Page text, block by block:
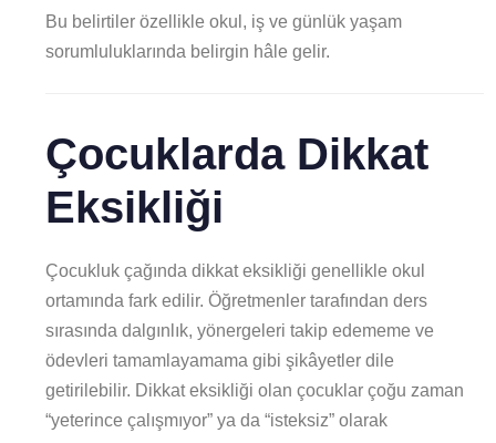
Bu belirtiler özellikle okul, iş ve günlük yaşam
sorumluluklarında belirgin hâle gelir.
Çocuklarda Dikkat
Eksikliği
Çocukluk çağında dikkat eksikliği genellikle okul
ortamında fark edilir. Öğretmenler tarafından ders
sırasında dalgınlık, yönergeleri takip edememe ve
ödevleri tamamlayamama gibi şikâyetler dile
getirilebilir. Dikkat eksikliği olan çocuklar çoğu zaman
“yeterince çalışmıyor” ya da “isteksiz” olarak